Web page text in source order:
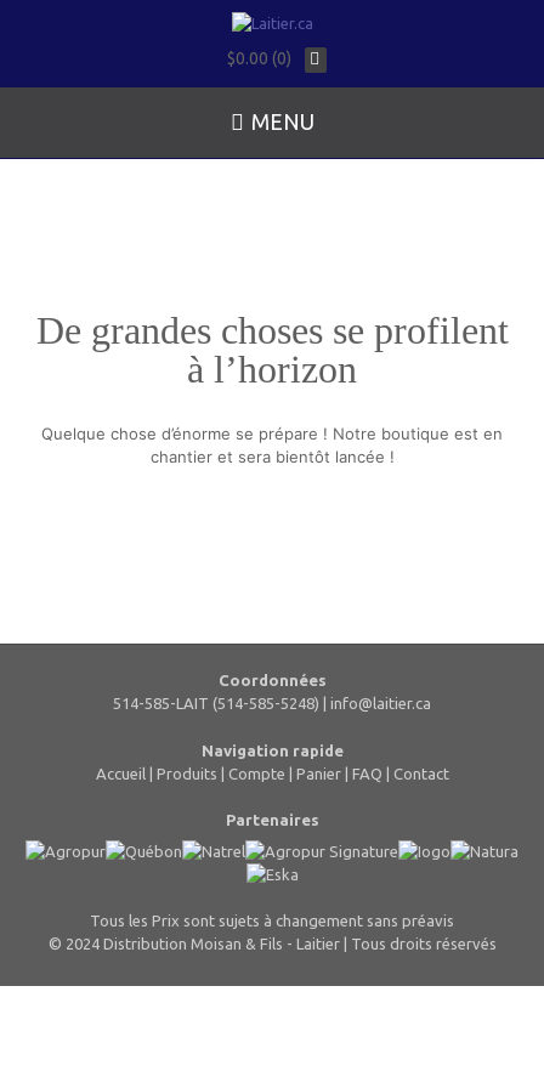
$0.00 (0)
MENU
De grandes choses se profilent
à l’horizon
Quelque chose d’énorme se prépare ! Notre boutique est en
chantier et sera bientôt lancée !
Coordonnées
514-585-LAIT (514-585-5248) | info@laitier.ca
Navigation rapide
Accueil | Produits | Compte | Panier| FAQ | Contact
Partenaires
Tous les Prix sont sujets à changement sans préavis
© 2024 Distribution Moisan & Fils - Laitier | Tous droits réservés